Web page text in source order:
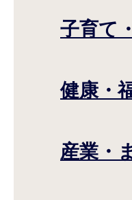
子育て
健康・
産業・